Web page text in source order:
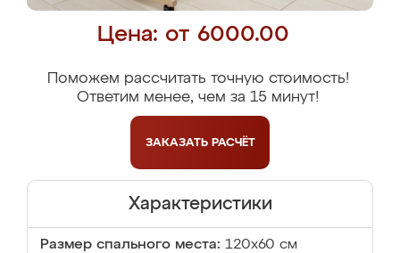
Цена: от 6000.00
Поможем рассчитать точную стоимость!
Ответим менее, чем за 15 минут!
ЗАКАЗАТЬ РАСЧЁТ
Характеристики
Размер спального места: 120х60 см